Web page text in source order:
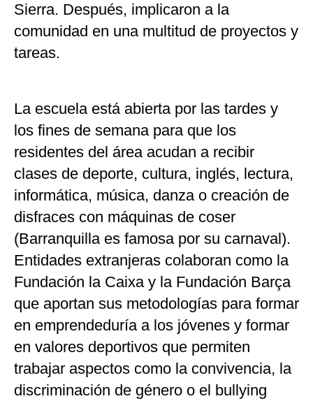
Sierra. Después, implicaron a la
comunidad en una multitud de proyectos y
tareas.
La escuela está abierta por las tardes y
los fines de semana para que los
residentes del área acudan a recibir
clases de deporte, cultura, inglés, lectura,
informática, música, danza o creación de
disfraces con máquinas de coser
(Barranquilla es famosa por su carnaval).
Entidades extranjeras colaboran como la
Fundación la Caixa y la Fundación Barça
que aportan sus metodologías para formar
en emprendeduría a los jóvenes y formar
en valores deportivos que permiten
trabajar aspectos como la convivencia, la
discriminación de género o el bullying